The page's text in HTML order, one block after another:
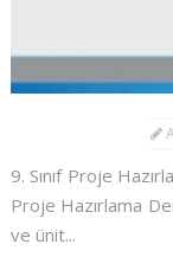
9. Sınıf Proje
Proje Hazırlama
ve ünit...